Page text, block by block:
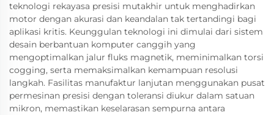
teknologi rekayasa presisi mutakhir untuk menghadirkan
motor dengan akurasi dan keandalan tak tertandingi bagi
aplikasi kritis. Keunggulan teknologi ini dimulai dari sistem
desain berbantuan komputer canggih yang
mengoptimalkan jalur fluks magnetik, meminimalkan torsi
cogging, serta memaksimalkan kemampuan resolusi
langkah. Fasilitas manufaktur lanjutan menggunakan pusat
permesinan presisi dengan toleransi diukur dalam satuan
mikron, memastikan keselarasan sempurna antara